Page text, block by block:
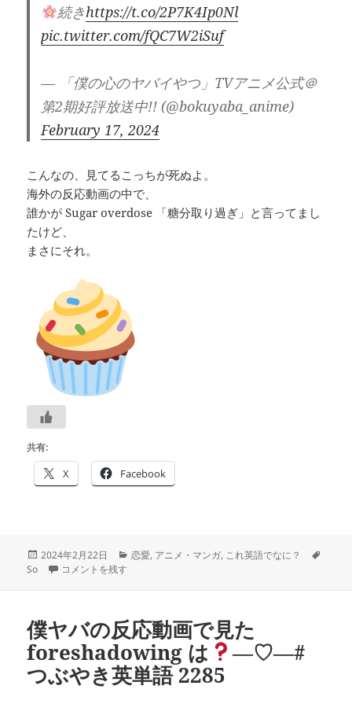
続きhttps://t.co/2P7K4Ip0Nl
pic.twitter.com/fQC7W2iSuf
— 「僕の心のヤバイやつ」TVアニメ公式＠
第2期好評放送中!! (@bokuyaba_anime)
February 17, 2024
こんなの、見てるこっちが死ぬよ。
海外の反応動画の中で、
誰かが Sugar overdose 「糖分取り過ぎ」と言ってまし
たけど、
まさにそれ。
共有:
X Facebook
投
稿
2024年2月22日
カ
恋愛, アニメ・マンガ, これ英語でなに？
So 僕ヤバの「死ぬほど可愛い」の英語は
コメントを残す
僕ヤバの反応動画で見た
foreshadowing は
―♡―#
つぶやき英単語 2285